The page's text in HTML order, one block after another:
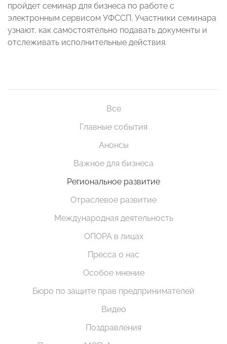
пройдет семинар для бизнеса по работе с
электронным сервисом УФССП. Участники семинара
узнают, как самостоятельно подавать документы и
отслеживать исполнительные действия.
Все
Главные события
Анонсы
Важное для бизнеса
Региональное развитие
Отраслевое развитие
Международная деятельность
ОПОРА в лицах
Пресса о нас
Особое мнение
Бюро по защите прав предпринимателей
Видео
Поздравления